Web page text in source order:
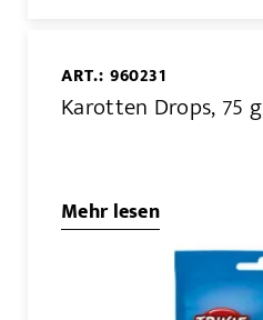
ART.: 960231
Karotten Drops, 75 g
Mehr lesen